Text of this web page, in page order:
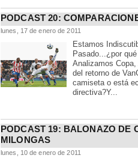
PODCAST 20:
lunes, 17 de enero de 2011
Estamos
Pasado...¿por
Analizamos
del retorno de
camiseta o está
directiva?Y...
PODCAST 19: BALONAZO DE
MILONGAS
lunes, 10 de enero de 2011